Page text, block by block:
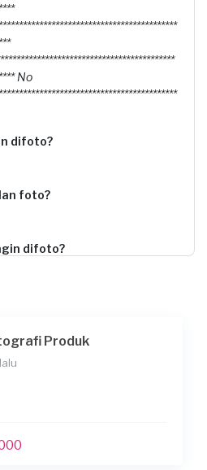
No
difoto?
foto?
difoto?
membutuhkan latar
gambar?
Produk